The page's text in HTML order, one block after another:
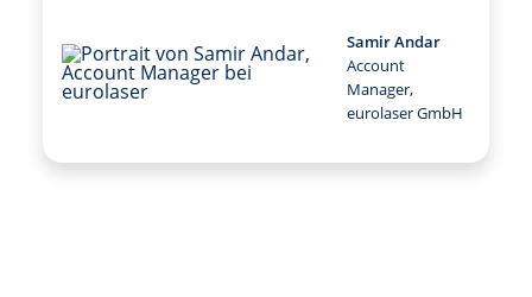
Samir Andar
Account
Manager,
eurolaser GmbH